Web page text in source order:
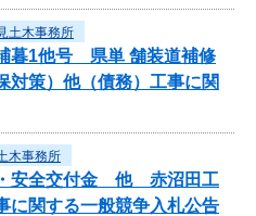
土木事務所
暮1他号 県単 舗装道補修
対策）他（債務）工事に関
木事務所
安全交付金 他 赤沼田工
関する一般競争入札公告